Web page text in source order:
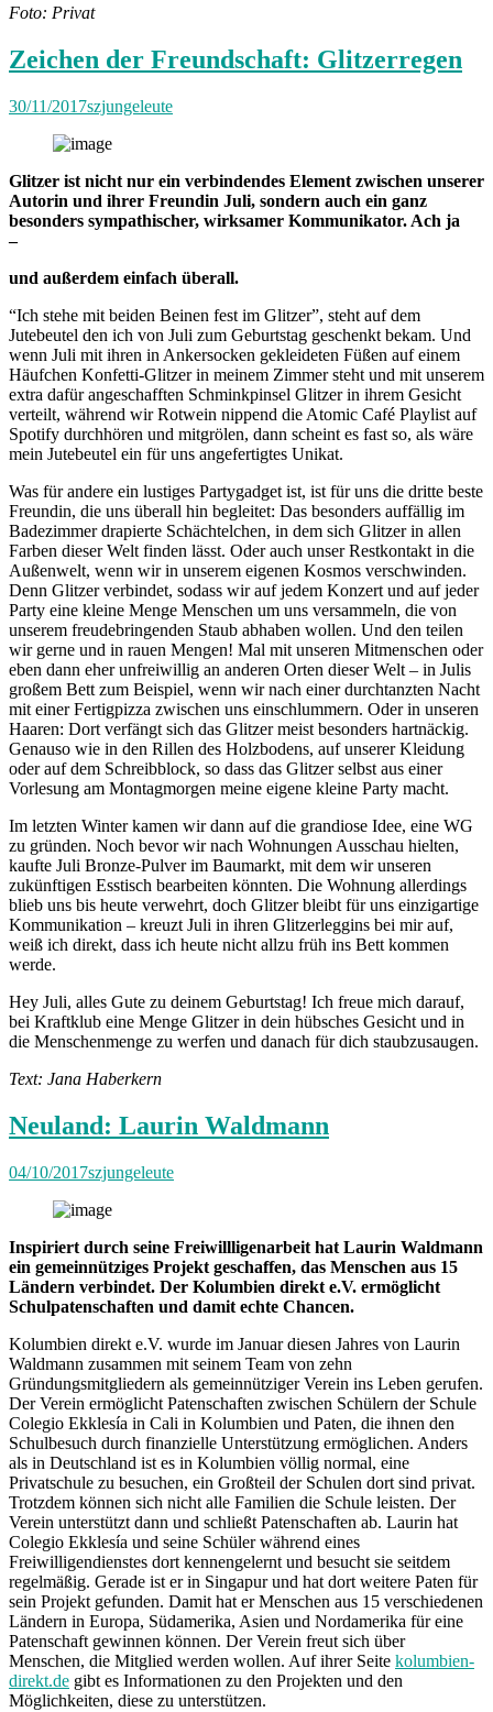
Foto: Privat
Zeichen der Freundschaft: Glitzerregen
30/11/2017szjungeleute
Glitzer ist nicht nur ein verbindendes Element zwischen unserer
Autorin und ihrer Freundin Juli, sondern auch ein ganz
besonders sympathischer, wirksamer Kommunikator. Ach ja
–
und außerdem einfach überall.
“Ich stehe mit beiden Beinen fest im Glitzer”, steht auf dem
Jutebeutel den ich von Juli zum Geburtstag geschenkt bekam. Und
wenn Juli mit ihren in Ankersocken gekleideten Füßen auf einem
Häufchen Konfetti-Glitzer in meinem Zimmer steht und mit unserem
extra dafür angeschafften Schminkpinsel Glitzer in ihrem Gesicht
verteilt, während wir Rotwein nippend die Atomic Café Playlist auf
Spotify durchhören und mitgrölen, dann scheint es fast so, als wäre
mein Jutebeutel ein für uns angefertigtes Unikat.
Was für andere ein lustiges Partygadget ist, ist für uns die dritte beste
Freundin, die uns überall hin begleitet: Das besonders auffällig im
Badezimmer drapierte Schächtelchen, in dem sich Glitzer in allen
Farben dieser Welt finden lässt. Oder auch unser Restkontakt in die
Außenwelt, wenn wir in unserem eigenen Kosmos verschwinden.
Denn Glitzer verbindet, sodass wir auf jedem Konzert und auf jeder
Party eine kleine Menge Menschen um uns versammeln, die von
unserem freudebringenden Staub abhaben wollen. Und den teilen
wir gerne und in rauen Mengen! Mal mit unseren Mitmenschen oder
eben dann eher unfreiwillig an anderen Orten dieser Welt – in Julis
großem Bett zum Beispiel, wenn wir nach einer durchtanzten Nacht
mit einer Fertigpizza zwischen uns einschlummern. Oder in unseren
Haaren: Dort verfängt sich das Glitzer meist besonders hartnäckig.
Genauso wie in den Rillen des Holzbodens, auf unserer Kleidung
oder auf dem Schreibblock, so dass das Glitzer selbst aus einer
Vorlesung am Montagmorgen meine eigene kleine Party macht.
Im letzten Winter kamen wir dann auf die grandiose Idee, eine WG
zu gründen. Noch bevor wir nach Wohnungen Ausschau hielten,
kaufte Juli Bronze-Pulver im Baumarkt, mit dem wir unseren
zukünftigen Esstisch bearbeiten könnten. Die Wohnung allerdings
blieb uns bis heute verwehrt, doch Glitzer bleibt für uns einzigartige
Kommunikation – kreuzt Juli in ihren Glitzerleggins bei mir auf,
weiß ich direkt, dass ich heute nicht allzu früh ins Bett kommen
werde.
Hey Juli, alles Gute zu deinem Geburtstag! Ich freue mich darauf,
bei Kraftklub eine Menge Glitzer in dein hübsches Gesicht und in
die Menschenmenge zu werfen und danach für dich staubzusaugen.
Text: Jana Haberkern
Neuland: Laurin Waldmann
04/10/2017szjungeleute
Inspiriert durch seine Freiwillligenarbeit hat Laurin Waldmann
ein gemeinnütziges Projekt geschaffen, das Menschen aus 15
Ländern verbindet. Der Kolumbien direkt e.V. ermöglicht
Schulpatenschaften und damit echte Chancen.
Kolumbien direkt e.V. wurde im Januar diesen Jahres von Laurin
Waldmann zusammen mit seinem Team von zehn
Gründungsmitgliedern als gemeinnütziger Verein ins Leben gerufen.
Der Verein ermöglicht Patenschaften zwischen Schülern der Schule
Colegio Ekklesía in Cali in Kolumbien und Paten, die ihnen den
Schulbesuch durch finanzielle Unterstützung ermöglichen. Anders
als in Deutschland ist es in Kolumbien völlig normal, eine
Privatschule zu besuchen, ein Großteil der Schulen dort sind privat.
Trotzdem können sich nicht alle Familien die Schule leisten. Der
Verein unterstützt dann und schließt Patenschaften ab. Laurin hat
Colegio Ekklesía und seine Schüler während eines
Freiwilligendienstes dort kennengelernt und besucht sie seitdem
regelmäßig. Gerade ist er in Singapur und hat dort weitere Paten für
sein Projekt gefunden. Damit hat er Menschen aus 15 verschiedenen
Ländern in Europa, Südamerika, Asien und Nordamerika für eine
Patenschaft gewinnen können. Der Verein freut sich über
Menschen, die Mitglied werden wollen. Auf ihrer Seite kolumbien-
direkt.de gibt es Informationen zu den Projekten und den
Möglichkeiten, diese zu unterstützen.